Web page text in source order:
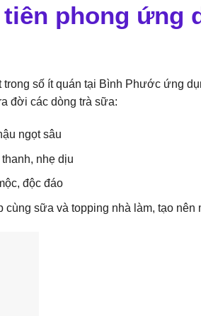
tiên phong ứng
số ít quán tại Bình Phước ứng
đời các dòng trà sữa:
ngọt sâu
nhẹ dịu
độc đáo
cùng sữa và topping nhà làm, tạo nên